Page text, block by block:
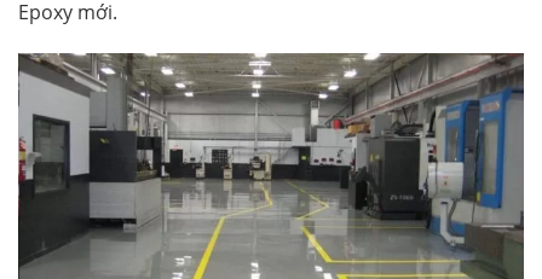
Epoxy mới.